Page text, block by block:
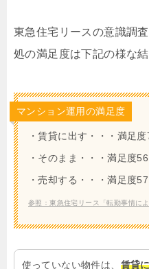
東急住宅リースの意識調
処の満足度は下記の様な
マンション運用の満足度
・賃貸に出す・・・満足
・そのまま・・・満足度
・売却する・・・満足度
参照：東急住宅リース「転勤事情に
使っていない物件は、 賃貸